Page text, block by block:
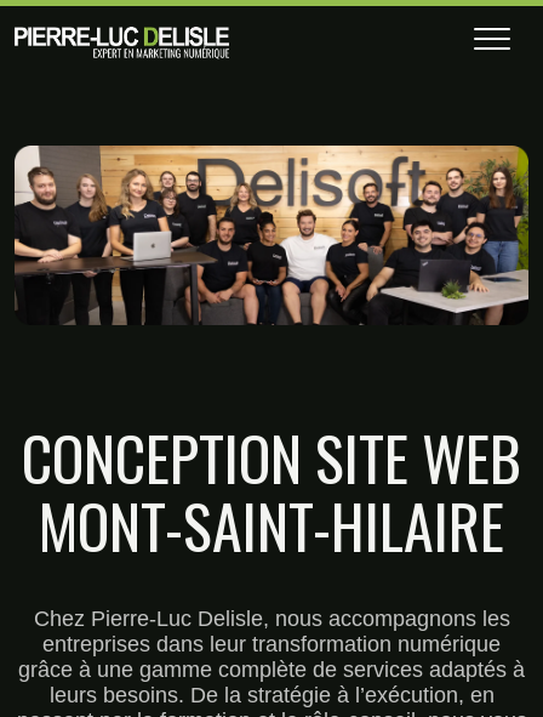
CONCEPTION SITE WEB
MONT-SAINT-HILAIRE
Chez Pierre-Luc Delisle, nous accompagnons les
entreprises dans leur transformation numérique
grâce à une gamme complète de services adaptés à
leurs besoins. De la stratégie à l’exécution, en